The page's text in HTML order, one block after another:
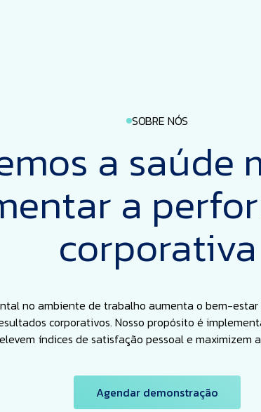
SOBRE NÓS
a saúde
a
corporativa
no ambiente de trabalho aumenta o bem-
corporativos. Nosso propósito é
índices de satisfação pessoal e maximizem
Agendar demonstração